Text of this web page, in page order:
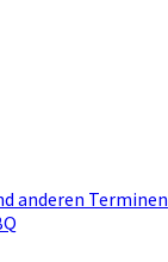
anderen Terminen